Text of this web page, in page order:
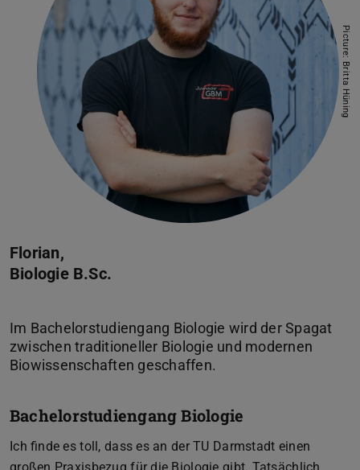
Florian,
Biologie B.Sc.
Im Bachelorstudiengang Biologie wird der Spagat
zwischen traditioneller Biologie und modernen
Picture: Britta Hüning
Bachelorstudiengang Biologie
Ich finde es toll, dass es an der TU Darmstadt einen